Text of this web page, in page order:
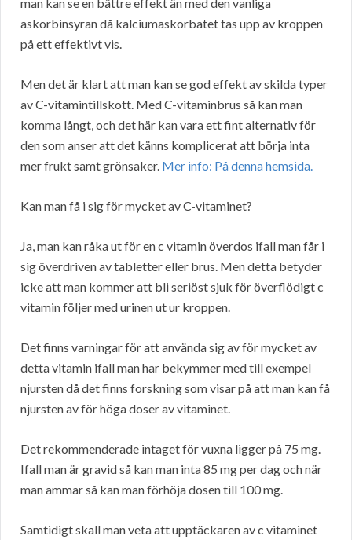
askorbinsyran då kalciumaskorbatet tas upp av kroppen
på ett effektivt vis.
Men det är klart att man kan se god effekt av skilda typer
av C-vitamintillskott. Med C-vitaminbrus så kan man
komma långt, och det här kan vara ett fint alternativ för
den som anser att det känns komplicerat att börja inta
mer frukt samt grönsaker. Mer info: På denna hemsida.
Kan man få i sig för mycket av C-vitaminet?
Ja, man kan råka ut för en c vitamin överdos ifall man får i
sig överdriven av tabletter eller brus. Men detta betyder
icke att man kommer att bli seriöst sjuk för överflödigt c
vitamin följer med urinen ut ur kroppen.
Det finns varningar för att använda sig av för mycket av
detta vitamin ifall man har bekymmer med till exempel
njursten då det finns forskning som visar på att man kan få
njursten av för höga doser av vitaminet.
Det rekommenderade intaget för vuxna ligger på 75 mg.
Ifall man är gravid så kan man inta 85 mg per dag och när
man ammar så kan man förhöja dosen till 100 mg.
Samtidigt skall man veta att upptäckaren av c vitaminet